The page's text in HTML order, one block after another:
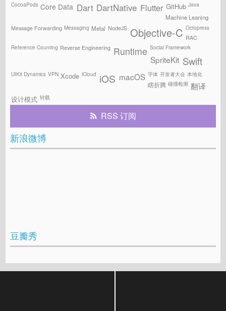
CocoaPods Core Data Dart DartNative Flutter GitHub Java
Machine Leaning
Message Forwarding Messaging Metal NodeJS Objective-C Octopress
RAC
Reference Counting Reverse Engineering Runtime Social Framework
SpriteKit Swift
UIKit Dynamics VPN Xcode iCloud iOS macOS 字体 开发者大会 本地化
瞎折腾 碰撞检测 翻译
设计模式 转载
RSS 订阅
新浪微博
豆瓣秀